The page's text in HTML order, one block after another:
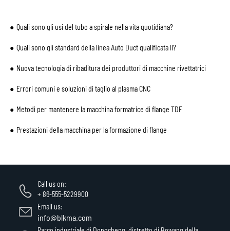
Quali sono gli usi del tubo a spirale nella vita quotidiana?
Quali sono gli standard della linea Auto Duct qualificata II?
Nuova tecnologia di ribaditura dei produttori di macchine rivettatrici
Errori comuni e soluzioni di taglio al plasma CNC
Metodi per mantenere la macchina formatrice di flange TDF
Prestazioni della macchina per la formazione di flange
Call us on:
+ 86-555-5229900
Email us:
info@blkma.com